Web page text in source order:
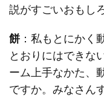
説がすごいおもし
餅 ：私もとにか
とおりにはできな
ーム上手なかた、
ですか。みなさん